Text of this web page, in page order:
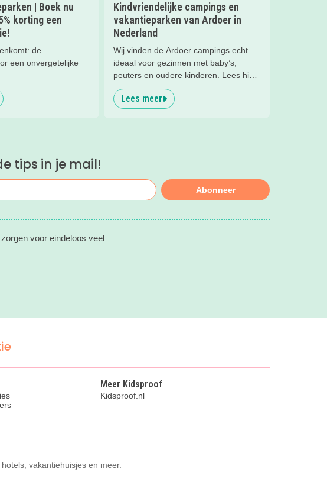
| Boek nu
korting een
de
een onvergetelijke
Kindvriendelijke campings en
vakantieparken van Ardoer in
Nederland
Wij vinden de Ardoer campings echt
ideaal voor gezinnen met baby’s,
peuters en oudere kinderen. Lees hier
waarom!
Lees meer
tips in je mail!
Abonneer
voor eindeloos veel
Meer Kidsproof
Kidsproof.nl
vakantiehuisjes en meer.